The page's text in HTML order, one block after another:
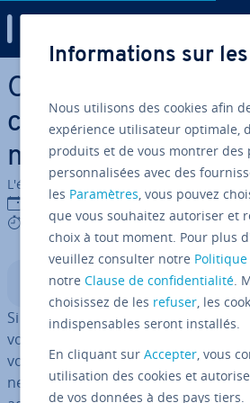
Aller au contenu principal
Comment
compte Facebook
ment ?
L'équipe édi­to­riale IONOS
29/04/2025
7 mins
Sommaire
Si vous souhaitez supprimer votre
vous pouvez le faire en quelques
votre na­vi­ga­teur ou dans
ne souhaitez pas aller aussi loin,
Informations sur
Nous utilisons des cookies afin
expérience utilisateur optimale,
produits et de vous montrer des
personnalisées avec des
les Paramètres, vous pouvez
que vous souhaitez autoriser et
choix à tout moment. Pour plus
veuillez consulter notre
notreClause de confidentialité.
choisissez de les refuser, les
indispensables seront installés.
En cliquant surAccepter, vous
utilisation des cookies et
de vos données à des pays tiers.